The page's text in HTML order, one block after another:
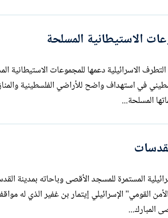
الاستيطانية المسلحة
1 آب / أغسطس 2023. تواصل حكومة التطرف الاسرائيلية دعمها للمجموعات
في استهداف واضح للأراضي الفلسطينية
المسلحة...
/ يوليو 2023. الاقتحامات الإسرائيلية المستمرة للمسجد الأقصى وباحاته بمدينة
القومي" الإسرائيلي إيتمار بن غفير الذي له
المبارك...